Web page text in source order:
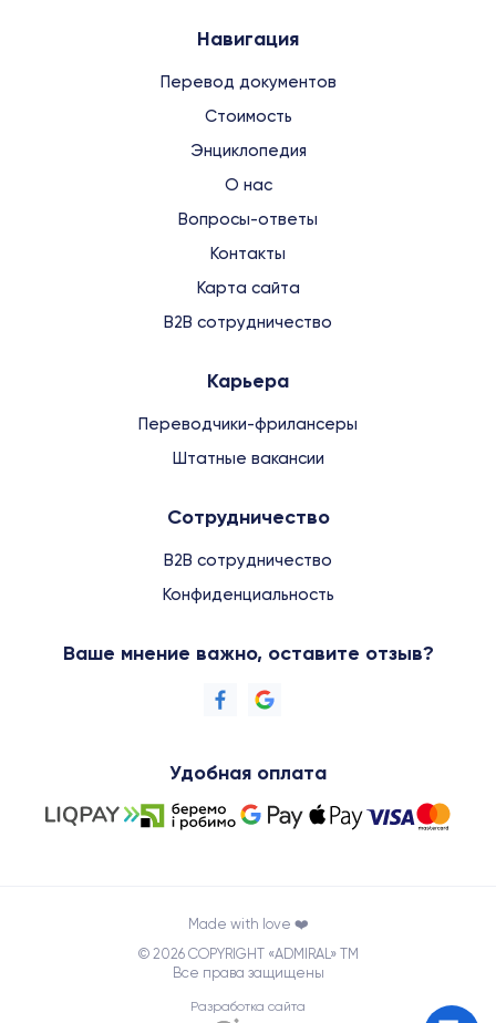
Навигация
Перевод документов
Стоимость
Энциклопедия
О нас
Вопросы-ответы
Контакты
Карта сайта
B2B сотрудничество
Карьера
Переводчики-фрилансеры
Штатные вакансии
Сотрудничество
B2B сотрудничество
Конфиденциальность
Ваше мнение важно, оставите отзыв?
Удобная оплата
Made with love ❤️
© 2026 COPYRIGHT «ADMIRAL» TM
Все права защищены
Разработка сайта